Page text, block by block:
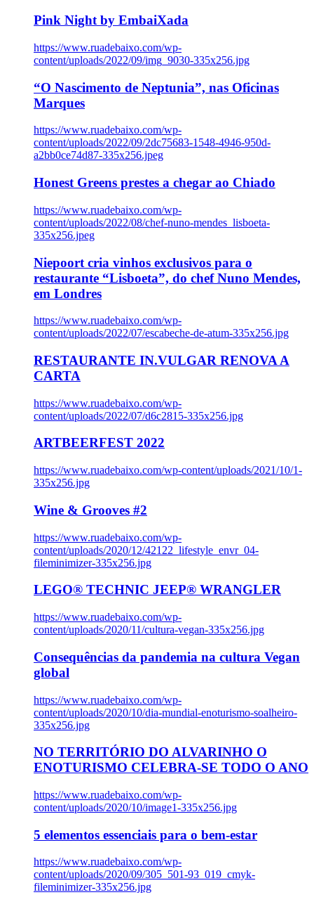
Pink Night by EmbaiXada
https://www.ruadebaixo.com/wp-
content/uploads/2022/09/img_9030-335x256.jpg
“O Nascimento de Neptunia”, nas Oficinas
Marques
https://www.ruadebaixo.com/wp-
content/uploads/2022/09/2dc75683-1548-4946-950d-
a2bb0ce74d87-335x256.jpeg
Honest Greens prestes a chegar ao Chiado
https://www.ruadebaixo.com/wp-
content/uploads/2022/08/chef-nuno-mendes_lisboeta-
335x256.jpeg
Niepoort cria vinhos exclusivos para o
restaurante “Lisboeta”, do chef Nuno Mendes,
em Londres
https://www.ruadebaixo.com/wp-
content/uploads/2022/07/escabeche-de-atum-335x256.jpg
RESTAURANTE IN.VULGAR RENOVA A
CARTA
https://www.ruadebaixo.com/wp-
content/uploads/2022/07/d6c2815-335x256.jpg
ARTBEERFEST 2022
https://www.ruadebaixo.com/wp-content/uploads/2021/10/1-
335x256.jpg
Wine & Grooves #2
https://www.ruadebaixo.com/wp-
content/uploads/2020/12/42122_lifestyle_envr_04-
fileminimizer-335x256.jpg
LEGO® TECHNIC JEEP® WRANGLER
https://www.ruadebaixo.com/wp-
content/uploads/2020/11/cultura-vegan-335x256.jpg
Consequências da pandemia na cultura Vegan
global
https://www.ruadebaixo.com/wp-
content/uploads/2020/10/dia-mundial-enoturismo-soalheiro-
335x256.jpg
NO TERRITÓRIO DO ALVARINHO O
ENOTURISMO CELEBRA-SE TODO O ANO
https://www.ruadebaixo.com/wp-
content/uploads/2020/10/image1-335x256.jpg
5 elementos essenciais para o bem-estar
https://www.ruadebaixo.com/wp-
content/uploads/2020/09/305_501-93_019_cmyk-
fileminimizer-335x256.jpg